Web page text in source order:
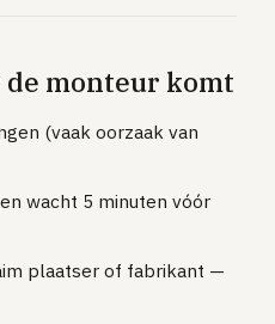
de monteur komt
(vaak oorzaak van
wacht 5 minuten vóór
plaatser of fabrikant —